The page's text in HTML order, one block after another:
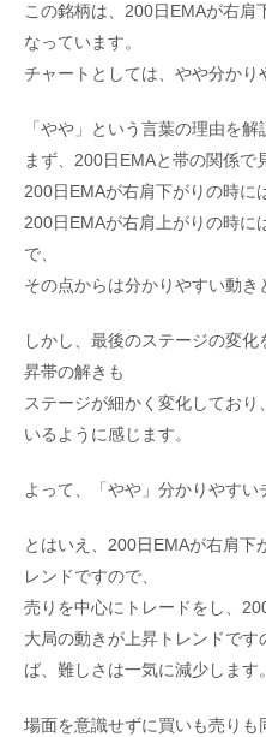
この銘柄は、200日EMAが右肩
なっています。
チャートとしては、やや分かり
「やや」という言葉の理由を解
まず、200日EMAと帯の関係で
200日EMAが右肩下がりの時に
200日EMAが右肩上がりの時に
で、
その点からは分かりやすい動き
しかし、最後のステージの変
昇帯の解きも
ステージが細かく変化してお
いるように感じます。
よって、「やや」分かりやすい
とはいえ、200日EMAが右肩下
レンドですので、
売りを中心にトレードをし、
大局の動きが上昇トレンドで
ば、難しさは一気に減少します。
場面を意識せずに買いも売り